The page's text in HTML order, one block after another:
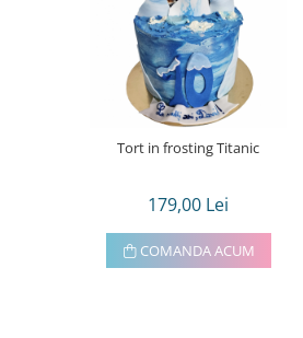
Tort in frosting Titanic
179,00 Lei
COMANDA ACUM